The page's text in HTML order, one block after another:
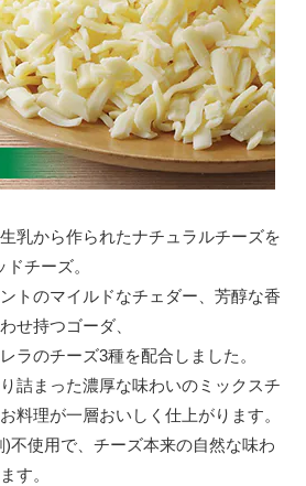
乳から作られたナチュラルチーズを
チーズ。
トのマイルドなチェダー、芳醇な香
せ持つゴーダ、
ラのチーズ3種を配合しました。
詰まった濃厚な味わいのミックスチ
料理が一層おいしく仕上がります。
不使用で、チーズ本来の自然な味わ
す。